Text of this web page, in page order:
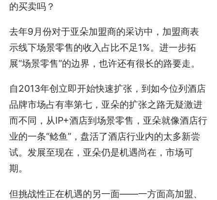
的买卖吗？
去年9月份对于亚朵加盟商的采访中，加盟商表
示线下场景零售的收入占比不足1%。进一步拓
展“场景零售”的边界，也许还有很长的路要走。
自2013年创立即开始快速扩张，到如今位列酒店
品牌市场占有率第七，亚朵的扩张之路无疑激进
而不同，从IP+酒店到场景零售，亚朵就像酒店行
业的一条“鲶鱼”，盘活了酒店行业内的太多新尝
试。发展至现在，亚朵仍是机遇尚在，市场可
期。
但挑战性正在机遇的另一面——一方面高加盟、